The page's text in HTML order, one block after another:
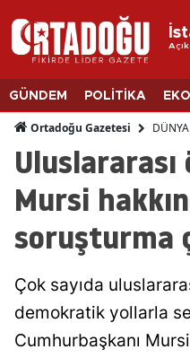
Açık
GÜNDEM POLİTİKA
Ortadoğu Gazetesi DÜNYA
Mursi
soruşturma
Çok sayıda
demokratik yollarla
Cumhurbaşkanı